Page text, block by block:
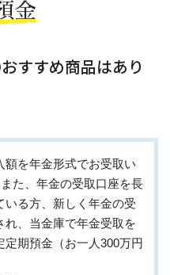
金
すすめ商品はあり
額を年金形式でお受取い
た、年金の受取口座を長
いる方、新しく年金の受
、当金庫で年金受取を
定期預金（お一人300万円